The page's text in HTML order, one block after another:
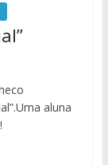
aluna